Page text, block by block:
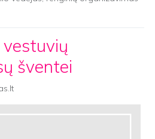
vestuvių
šventei